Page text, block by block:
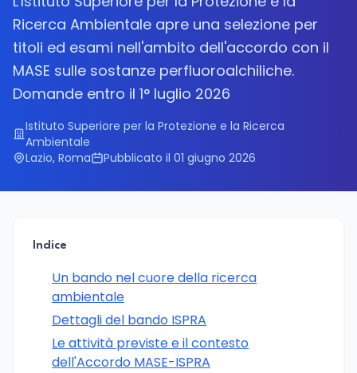
Ricerca Ambientale apre una selezione per
titoli ed esami nell'ambito dell'accordo con il
MASE sulle sostanze perfluoroalchiliche.
Domande entro il 1° luglio 2026
Istituto Superiore per la Protezione e la Ricerca
Ambientale
Lazio, Roma
Pubblicato il 01 giugno 2026
Indice
Un bando nel cuore della ricerca
ambientale
Dettagli del bando ISPRA
Le attività previste e il contesto
dell'Accordo MASE-ISPRA